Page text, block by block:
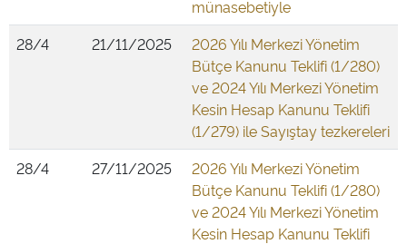
münasebetiyle
28/4
21/11/2025
2026 Yılı Merkezi Yönetim
Bütçe Kanunu Teklifi (1/280)
ve 2024 Yılı Merkezi Yönetim
Kesin Hesap Kanunu Teklifi
(1/279) ile Sayıştay tezkereleri
28/4
27/11/2025
2026 Yılı Merkezi Yönetim
Bütçe Kanunu Teklifi (1/280)
ve 2024 Yılı Merkezi Yönetim
Kesin Hesap Kanunu Teklifi